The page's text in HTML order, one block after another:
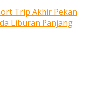
Trip Akhir Pekan
Liburan Panjang